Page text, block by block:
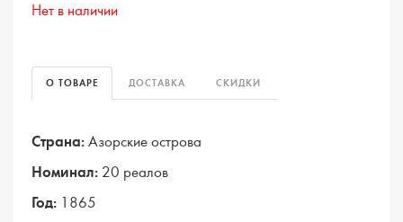
Нет в наличии
О ТОВАРЕ ДОСТАВКА СКИДКИ
Страна: Азорские острова
Номинал: 20 реалов
Год: 1865